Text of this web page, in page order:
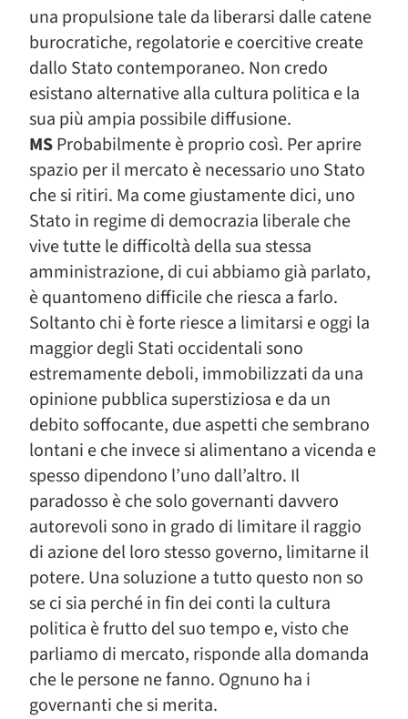
una propulsione tale da liberarsi dalle catene
burocratiche, regolatorie e coercitive create
dallo Stato contemporaneo. Non credo
esistano alternative alla cultura politica e la
sua più ampia possibile diffusione.
MSProbabilmente è proprio così. Per aprire
spazio per il mercato è necessario uno Stato
che si ritiri. Ma come giustamente dici, uno
Stato in regime di democrazia liberale che
vive tutte le difficoltà della sua stessa
amministrazione, di cui abbiamo già parlato,
è quantomeno difficile che riesca a farlo.
Soltanto chi è forte riesce a limitarsi e oggi la
maggior degli Stati occidentali sono
estremamente deboli, immobilizzati da una
opinione pubblica superstiziosa e da un
debito soffocante, due aspetti che sembrano
lontani e che invece si alimentano a vicenda e
spesso dipendono l’uno dall’altro. Il
paradosso è che solo governanti davvero
autorevoli sono in grado di limitare il raggio
di azione del loro stesso governo, limitarne il
potere. Una soluzione a tutto questo non so
se ci sia perché in fin dei conti la cultura
politica è frutto del suo tempo e, visto che
parliamo di mercato, risponde alla domanda
che le persone ne fanno. Ognuno ha i
governanti che si merita.